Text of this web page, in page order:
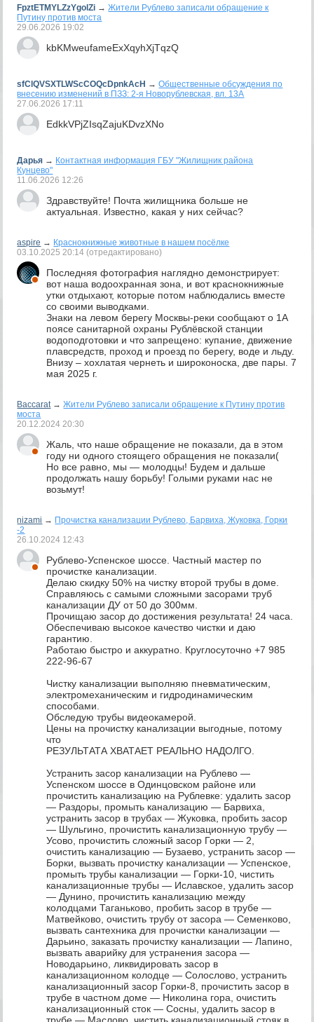
FpztETMYLZzYgolZi →Жители Рублево записали обращение к
Путину против моста
29.06.2026 19:02
kbKMweufameExXqyhXjTqzQ
sfClQVSXTLWScCOQcDpnkAcH →Общественные обсуждения по
внесению изменений в ПЗЗ: 2-я Новорублевская, вл. 13А
27.06.2026 17:11
EdkkVPjZIsqZajuKDvzXNo
Дарья → Контактная информация ГБУ "Жилищник района
Кунцево"
11.06.2026 12:26
Здравствуйте! Почта жилищника больше не
актуальная. Известно, какая у них сейчас?
aspire → Краснокнижные животные в нашем посёлке
03.10.2025 20:14 (отредактировано)
Последняя фотография наглядно демонстрирует:
вот наша водоохранная зона, и вот краснокнижные
утки отдыхают, которые потом наблюдались вместе
со своими выводками.
Знаки на левом берегу Москвы-реки сообщают о 1А
поясе санитарной охраны Рублёвской станции
водоподготовки и что запрещено: купание, движение
плавсредств, проход и проезд по берегу, воде и льду.
Внизу – хохлатая чернеть и широконоска, две пары. 7
мая 2025 г.
Baccarat→Жители Рублево записали обращение к Путину против
моста
20.12.2024 20:30
Жаль, что наше обращение не показали, да в этом
году ни одного стоящего обращения не показали(
Но все равно, мы — молодцы! Будем и дальше
продолжать нашу борьбу! Голыми руками нас не
возьмут!
nizami → Прочистка канализации Рублево, Барвиха, Жуковка, Горки
-2
26.10.2024 12:43
Рублево-Успенское шоссе. Частный мастер по
прочистке канализации.
Делаю скидку 50% на чистку второй трубы в доме.
Справляюсь с самыми сложными засорами труб
канализации ДУ от 50 до 300мм.
Прочищаю засор до достижения результата! 24 часа.
Обеспечиваю высокое качество чистки и даю
гарантию.
Работаю быстро и аккуратно. Круглосуточно +7 985
222-96-67
Чистку канализации выполняю пневматическим,
электромеханическим и гидродинамическим
способами.
Обследую трубы видеокамерой.
Цены на прочистку канализации выгодные, потому
что
РЕЗУЛЬТАТА ХВАТАЕТ РЕАЛЬНО НАДОЛГО.
Устранить засор канализации на Рублево —
Успенском шоссе в Одинцовском районе или
прочистить канализацию на Рублевке: удалить засор
— Раздоры, промыть канализацию — Барвиха,
устранить засор в трубах — Жуковка, пробить засор
— Шульгино, прочистить канализационную трубу —
Усово, прочистить сложный засор Горки — 2,
очистить канализацию — Бузаево, устранить засор —
Борки, вызвать прочистку канализации — Успенское,
промыть трубы канализации — Горки-10, чистить
канализационные трубы — Иславское, удалить засор
— Дунино, прочистить канализацию между
колодцами Таганьково, пробить засор в трубе —
Матвейково, очистить трубу от засора — Семенково,
вызвать сантехника для прочистки канализации —
Дарьино, заказать прочистку канализации — Лапино,
вызвать аварийку для устранения засора —
Новодарьино, ликвидировать засор в
канализационном колодце — Солослово, устранить
канализационный засор Горки-8, прочистить засор в
трубе в частном доме — Николина гора, очистить
канализационный сток — Сосны, удалить засор в